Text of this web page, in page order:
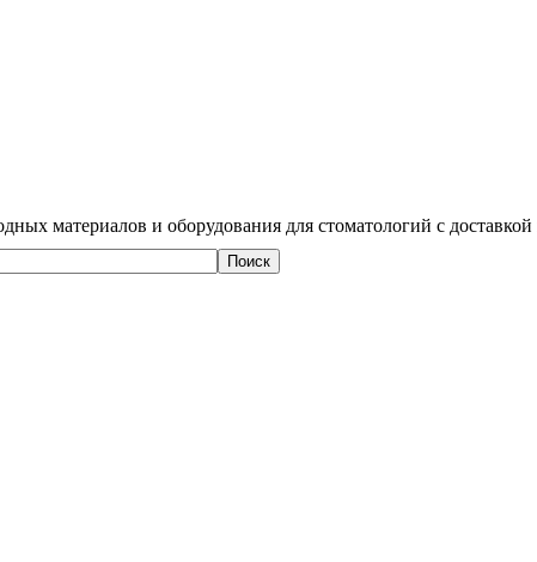
материалов и оборудования для стоматологий с